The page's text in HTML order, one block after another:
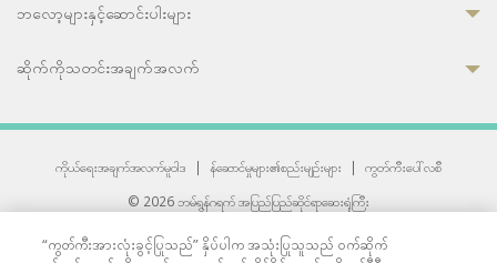
ဘလော့များနှင့်ဆောင်းပါးများ
ဆိုက်ကိုသတင်းအချက်အလက်
ကိုယ်ရေးအချက်အလက်မူဝါဒ | န်ဆောင်မှုများ၏စည်းမျဉ်းများ |
ကွတ်ကီးပေါ်လစီ
© 2026 ဘမ်ရွန်ဂရက် အပြည်ပြည်ဆိုင်ရာဆေးရုံကြီး
“ကွတ်ကီးအားလုံးခွင့်ပြုသည်” နှိပ်ပါက အသုံးပြုသူသည် ဝက်ဆိုက်